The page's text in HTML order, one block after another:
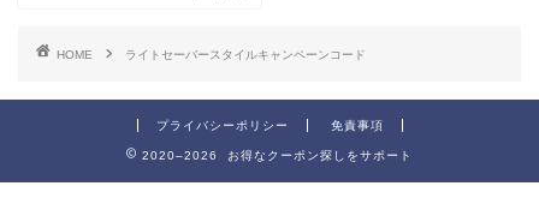
HOME ライトセーバースタイルキャンペーンコード
プライバシーポリシー 免責事項
2020–2026 お得なクーポン探しをサポート